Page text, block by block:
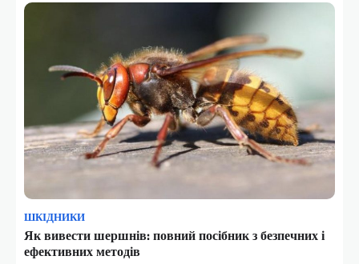
ШКІДНИКИ
Як вивести шершнів: повний посібник з безпечних і
ефективних методів